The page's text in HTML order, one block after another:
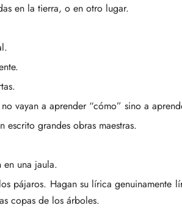
en la tierra, o en otro lugar.
vayan a aprender “cómo” sino a
escrito grandes obras maestras.
en una jaula.
pájaros. Hagan su lírica
copas de los árboles.